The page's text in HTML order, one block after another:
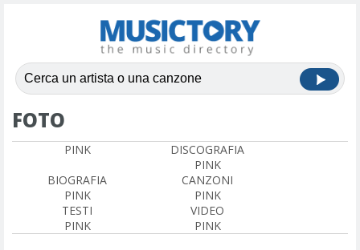
FOTO
PINK
DISCOGRAFIA
PINK
BIOGRAFIA
PINK
CANZONI
PINK
TESTI
PINK
VIDEO
PINK